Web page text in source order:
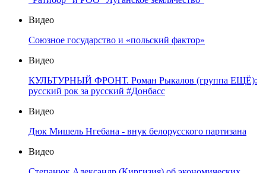
Видео
Союзное государство и «польский фактор»
Видео
КУЛЬТУРНЫЙ ФРОНТ. Роман Рыкалов (группа ЕЩЁ):
русский рок за русский #Донбасс
Видео
Дюк Мишель Нгебана - внук белорусского партизана
Видео